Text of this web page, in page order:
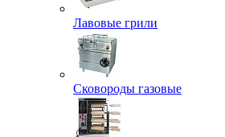
Лавовые грили
Сковороды газовые